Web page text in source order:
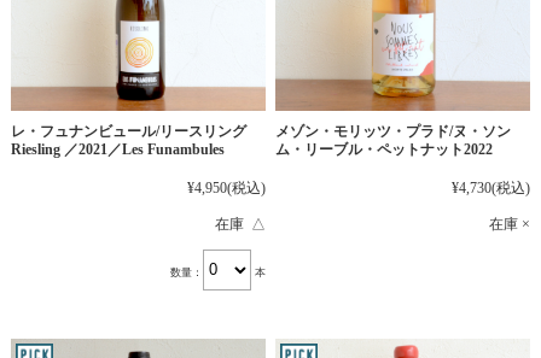
レ・フュナンビュール/リースリング
Riesling ／2021／Les Funambules
¥4,950(税込)
在庫 △
数量： 本
メゾン・モリッツ・プラド/ヌ・ソン
ム・リーブル・ペットナット2022
¥4,730(税込)
在庫 ×